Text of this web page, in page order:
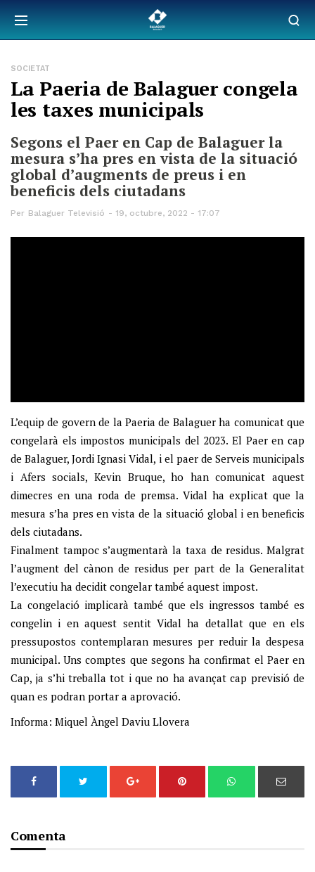
SOCIETAT
La Paeria de Balaguer congela
les taxes municipals
Segons el Paer en Cap de Balaguer la
mesura s’ha pres en vista de la situació
global d’augments de preus i en
beneficis dels ciutadans
Per Balaguer Televisió 19, octubre, 2022 - 17:07
L’equip de govern de la Paeria de Balaguer ha comunicat que
congelarà els impostos municipals del 2023. El Paer en cap
de Balaguer, Jordi Ignasi Vidal, i el paer de Serveis municipals
i Afers socials, Kevin Bruque, ho han comunicat aquest
dimecres en una roda de premsa. Vidal ha explicat que la
mesura s’ha pres en vista de la situació global i en beneficis
dels ciutadans.
Finalment tampoc s’augmentarà la taxa de residus. Malgrat
l’augment del cànon de residus per part de la Generalitat
l’executiu ha decidit congelar també aquest impost.
La congelació implicarà també que els ingressos també es
congelin i en aquest sentit Vidal ha detallat que en els
pressupostos contemplaran mesures per reduir la despesa
municipal. Uns comptes que segons ha confirmat el Paer en
Cap, ja s’hi treballa tot i que no ha avançat cap previsió de
quan es podran portar a aprovació.
Informa: Miquel Àngel Daviu Llovera
Comenta